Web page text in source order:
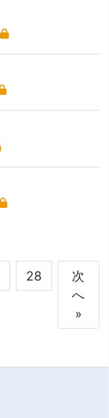
28
次
へ
»